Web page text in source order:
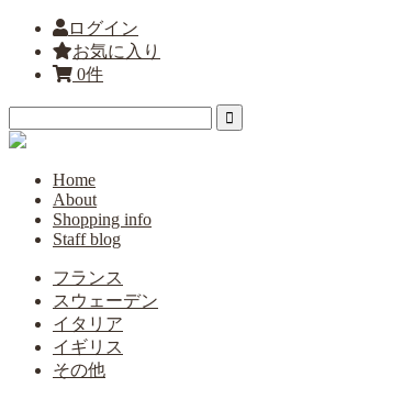
ログイン
お気に入り
0件
Home
About
Shopping info
Staff blog
フランス
スウェーデン
イタリア
イギリス
その他